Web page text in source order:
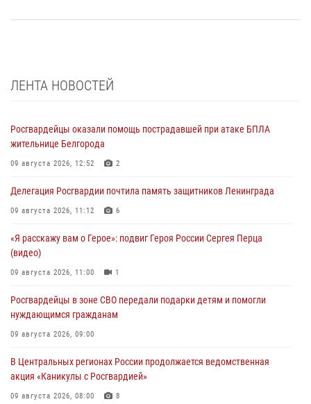
ЛЕНТА НОВОСТЕЙ
Росгвардейцы оказали помощь пострадавшей при атаке БПЛА
жительнице Белгорода
09 августа 2026, 12:52 2
Делегация Росгвардии почтила память защитников Ленинграда
09 августа 2026, 11:12 6
«Я расскажу вам о Герое»: подвиг Героя России Сергея Перца
(видео)
09 августа 2026, 11:00 1
Росгвардейцы в зоне СВО передали подарки детям и помогли
нуждающимся гражданам
09 августа 2026, 09:00
В Центральных регионах России продолжается ведомственная
акция «Каникулы с Росгвардией»
09 августа 2026, 08:00 8